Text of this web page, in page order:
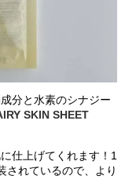
分と水素のシナジー
SKIN SHEET
仕上げてくれます！1
されているので、より